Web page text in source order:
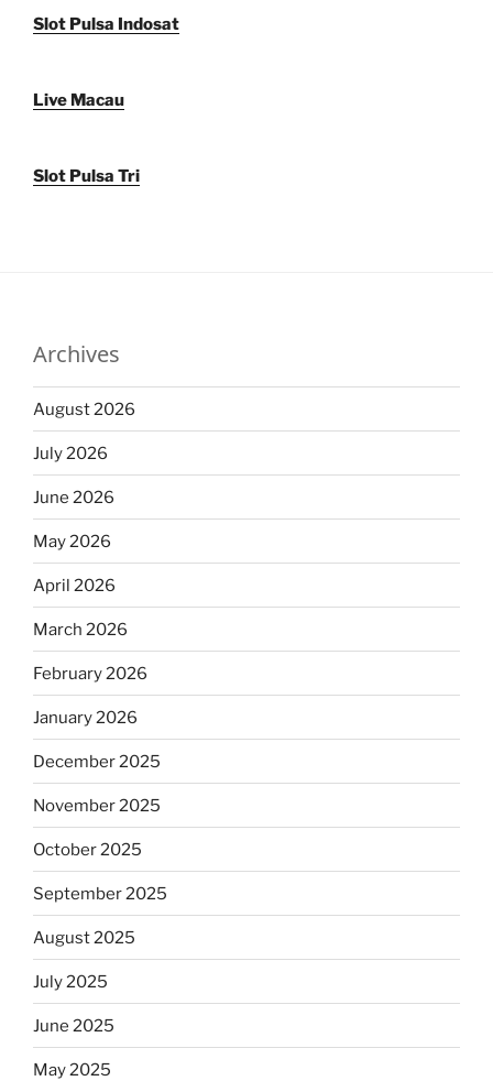
Slot Pulsa Indosat
Live Macau
Slot Pulsa Tri
Archives
August 2026
July 2026
June 2026
May 2026
April 2026
March 2026
February 2026
January 2026
December 2025
November 2025
October 2025
September 2025
August 2025
July 2025
June 2025
May 2025